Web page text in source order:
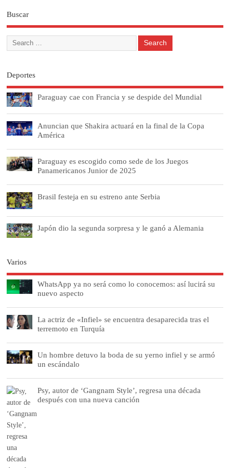
Buscar
Deportes
Paraguay cae con Francia y se despide del Mundial
Anuncian que Shakira actuará en la final de la Copa
América
Paraguay es escogido como sede de los Juegos
Panamericanos Junior de 2025
Brasil festeja en su estreno ante Serbia
Japón dio la segunda sorpresa y le ganó a Alemania
Varios
WhatsApp ya no será como lo conocemos: así lucirá su
nuevo aspecto
La actriz de «Infiel» se encuentra desaparecida tras el
terremoto en Turquía
Un hombre detuvo la boda de su yerno infiel y se armó
un escándalo
Psy, autor de ‘Gangnam Style’, regresa una década
después con una nueva canción